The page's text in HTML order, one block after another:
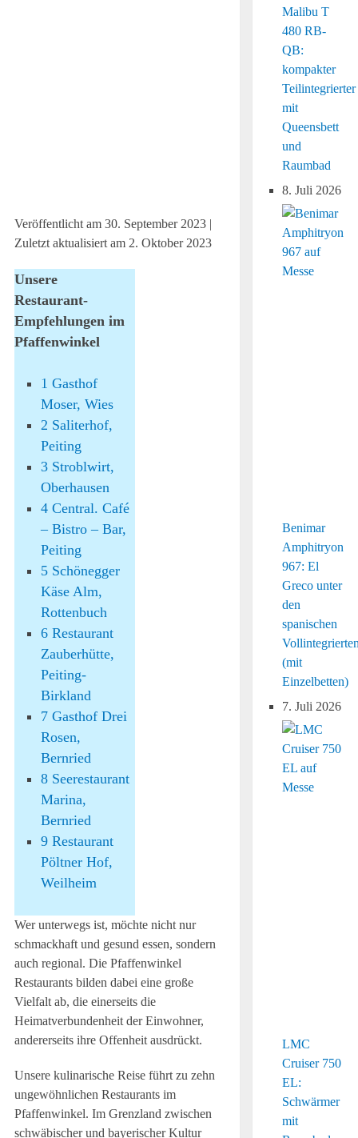
Veröffentlicht am 30. September 2023|
Zuletzt aktualisiert am 2. Oktober 2023
Unsere
Restaurant-
Empfehlungen im
Pfaffenwinkel
1 Gasthof
Moser, Wies
2 Saliterhof,
Peiting
3 Stroblwirt,
Oberhausen
4 Central. Café
– Bistro – Bar,
Peiting
5 Schönegger
Käse Alm,
Rottenbuch
6 Restaurant
Zauberhütte,
Peiting-
Birkland
7 Gasthof Drei
Rosen,
Bernried
8 Seerestaurant
Marina,
Bernried
9 Restaurant
Pöltner Hof,
Weilheim
Wer unterwegs ist, möchte nicht nur
schmackhaft und gesund essen, sondern
auch regional. Die Pfaffenwinkel
Restaurants bilden dabei eine große
Vielfalt ab, die einerseits die
Heimatverbundenheit der Einwohner,
andererseits ihre Offenheit ausdrückt.
Unsere kulinarische Reise führt zu zehn
ungewöhnlichen Restaurants im
Pfaffenwinkel. Im Grenzland zwischen
schwäbischer und bayerischer Kultur
Malibu T
480 RB-
QB:
kompakter
Teilintegrierter
mit
Queensbett
und
Raumbad
8. Juli 2026
Benimar
Amphitryon
967: El
Greco unter
den
spanischen
(mit
Einzelbetten)
7. Juli 2026
LMC
Cruiser 750
EL:
Schwärmer
mit